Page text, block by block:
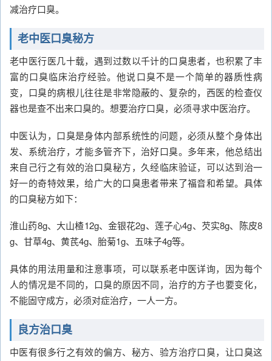
减治疗口臭。
老中医口臭秘方
老中医行医几十载，遇到过数以千计的口臭患者，也积累了丰
富的口臭临床治疗经验。他说口臭不是一个简单的器质性病
变，口臭的病根儿往往是非常隐蔽的、复杂的，西医的检查仪
器也是查不出来口臭的。想要治疗口臭，必须寻求中医治疗。
中医认为，口臭是身体内部系统性的问题，必须从整个身体出
发、系统治疗，才能多管齐下，治好口臭。多年来，他总结出
来自己行之有效的治口臭秘方，久经临床验证，可以达到治一
好一的奇特效果，给广大的口臭患者带来了福音和希望。具体
的口臭秘方如下：
淮山药8g、大山楂12g、金银花2g、莲子心4g、芡实8g、陈皮8
g、甘草4g、黄芪4g、胎菊1g、五味子4g等。
具体的用法用量和注意事项，可以联系老中医详询，因为每个
人的情况是不同的，口臭的原因不同，治疗的方子也要变化，
不能固守成方，必须对症治疗，一人一方。
良方治口臭
中医有很多行之有效的偏方、秘方、验方治疗口臭，让口臭这